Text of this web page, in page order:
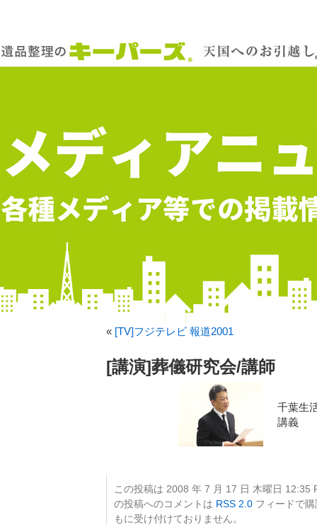
« [TV]フジテレビ 報道2001
[講演]葬儀研究会/講師
千葉生
講義
この投稿は 2008 年 7 月 17 日 木曜日 12:35
の投稿へのコメントは RSS 2.0 フィードで
もに受け付けておりません。